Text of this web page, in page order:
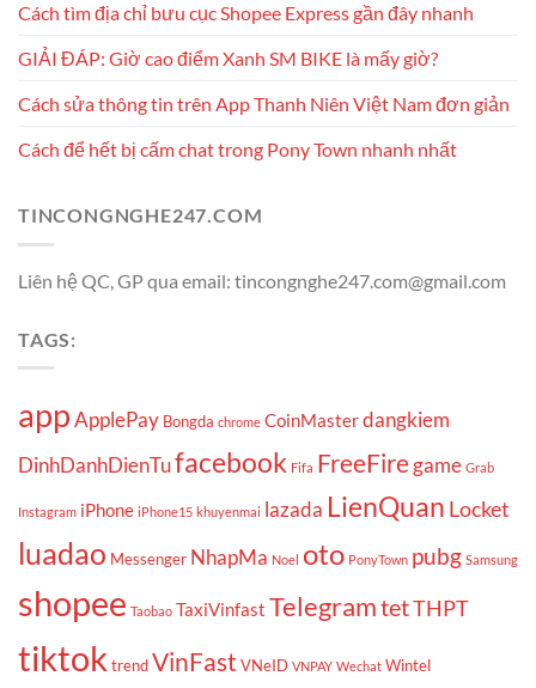
Cách tìm địa chỉ bưu cục Shopee Express gần đây nhanh
GIẢI ĐÁP: Giờ cao điểm Xanh SM BIKE là mấy giờ?
Cách sửa thông tin trên App Thanh Niên Việt Nam đơn giản
Cách để hết bị cấm chat trong Pony Town nhanh nhất
TINCONGNGHE247.COM
Liên hệ QC, GP qua email: tincongnghe247.com@gmail.com
TAGS:
appApplePay Bongda chrome CoinMasterdangkiem
DinhDanhDienTufacebook Fifa FreeFiregame Grab
Instagram iPhone iPhone15 khuyenmai lazada LienQuan Locket
luadao Messenger NhapMa Noel oto PonyTown pubg Samsung
shopee Taobao TaxiVinfast TelegramtetTHPT
tiktok trendVinFast VNeID VNPAY Wechat Wintel